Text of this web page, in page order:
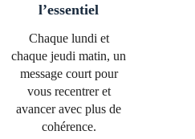
l’essentiel
Chaque lundi et
chaque jeudi matin, un
message court pour
vous recentrer et
avancer avec plus de
cohérence.